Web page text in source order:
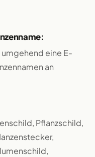
eine E-
an
Pflanzschild,